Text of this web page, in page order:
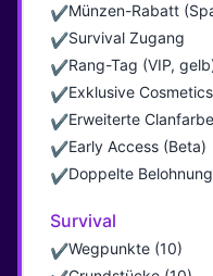
✔Münzen-Rabatt
✔Survival Zugang
✔Rang-Tag (VIP,
✔Exklusive Cosmetics
✔Erweiterte
✔Early Access (Beta)
✔Doppelte
Survival
✔Wegpunkte (10)